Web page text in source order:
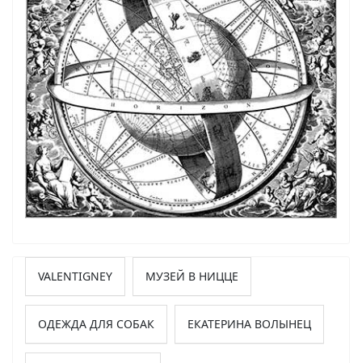
VALENTIGNEY МУЗЕЙ В НИЦЦЕ
ОДЕЖДА ДЛЯ СОБАК ЕКАТЕРИНА ВОЛЫНЕЦ